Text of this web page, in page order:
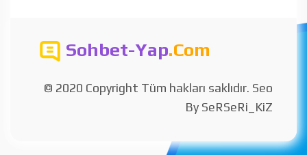
Sohbet-Yap.Com
© 2020 Copyright Tüm hakları saklıdır. Seo
By SeRSeRi_KiZ